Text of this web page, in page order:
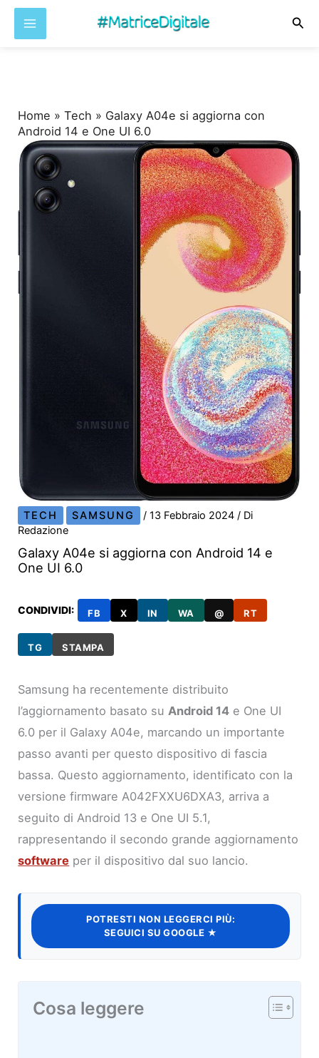
Home »Tech » Galaxy A04e si aggiorna con
Android 14 e One UI 6.0
TECH SAMSUNG /13 Febbraio 2024/ Di
Redazione
Galaxy A04e si aggiorna con Android 14 e
One UI 6.0
CONDIVIDI: FB X IN WA @ RT
TG STAMPA
Samsung ha recentemente distribuito
l’aggiornamento basato suAndroid 14 e One UI
6.0 per il Galaxy A04e, marcando un importante
passo avanti per questo dispositivo di fascia
bassa. Questo aggiornamento, identificato con la
versione firmware A042FXXU6DXA3, arriva a
seguito di Android 13 e One UI 5.1,
rappresentando il secondo grande aggiornamento
software per il dispositivo dal suo lancio.
POTRESTI NON LEGGERCI PIÙ:
SEGUICI SU GOOGLE ★
Cosa leggere